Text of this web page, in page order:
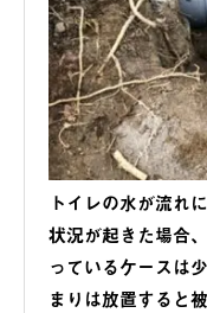
トイレの水が流れ
状況が起きた場合
っているケースは
まりは放置すると